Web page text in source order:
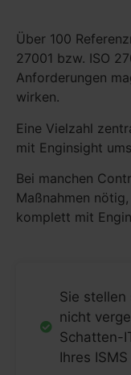
Über 100
27001 bzw. ISO
Anforderungen
wirken.
Eine Vielzahl
mit Enginsight
Bei manchen
Maßnahmen
komplett mit
Sie stellen
nicht
Schatten-
Ihres